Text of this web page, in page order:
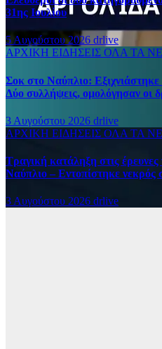
31ης Ιουλίου
5 Αυγούστου 2026 drlive
ΑΡΧΙΚΗ ΕΙΔΗΣΕΙΣ ΟΛΑ ΤΑ
Σοκ στο Ναύπλιο:
Δύο συλλήψεις, ομολόγησαν οι
3 Αυγούστου 2026 drlive
ΑΡΧΙΚΗ ΕΙΔΗΣΕΙΣ ΟΛΑ ΤΑ
Τραγική κατάληξη στις έρευνες
Ναύπλιο – Εντοπίστηκε νεκρός
3 Αυγούστου 2026 drlive